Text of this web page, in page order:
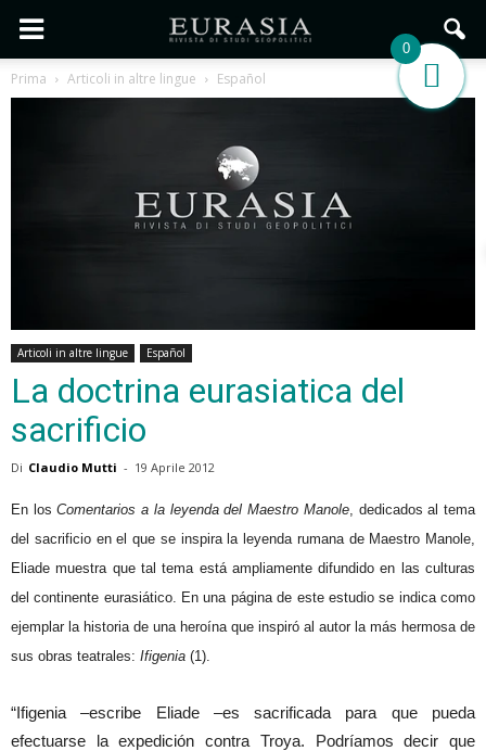
Prima Articoli in altre lingue Español
Articoli in altre lingue Español
La doctrina eurasiatica del
sacrificio
Di Claudio Mutti - 19 Aprile 2012
En losComentarios a la leyenda del Maestro Manole, dedicados al tema
del sacrificio en el que se inspira la leyenda rumana de Maestro Manole,
Eliade muestra que tal tema está ampliamente difundido en las culturas
del continente eurasiático. En una página de este estudio se indica como
ejemplar la historia de una heroína que inspiró al autor la más hermosa de
sus obras teatrales: Ifigenia (1).
“Ifigenia –escribe Eliade –es sacrificada para que pueda
efectuarse la expedición contra Troya. Podríamos decir que
0